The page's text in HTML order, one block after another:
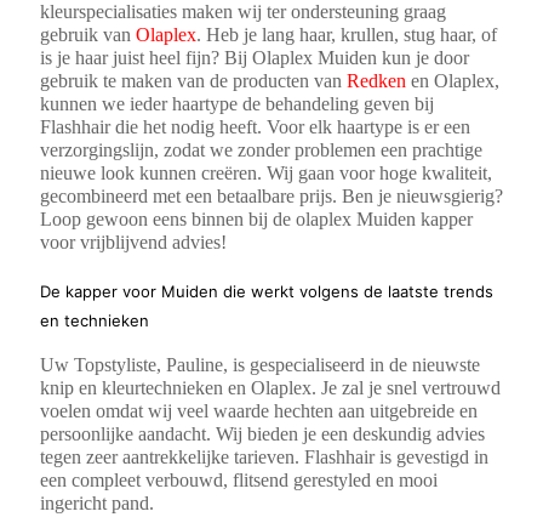
kleurspecialisaties maken wij ter ondersteuning graag
gebruik van Olaplex. Heb je lang haar, krullen, stug haar, of
is je haar juist heel fijn? Bij Olaplex Muiden kun je door
gebruik te maken van de producten van Redken en Olaplex,
kunnen we ieder haartype de behandeling geven bij
Flashhair die het nodig heeft. Voor elk haartype is er een
verzorgingslijn, zodat we zonder problemen een prachtige
nieuwe look kunnen creëren. Wij gaan voor hoge kwaliteit,
gecombineerd met een betaalbare prijs. Ben je nieuwsgierig?
Loop gewoon eens binnen bij de olaplex Muiden kapper
voor vrijblijvend advies!
De kapper voor Muiden die werkt volgens de laatste trends
en technieken
Uw Topstyliste, Pauline, is gespecialiseerd in de nieuwste
knip en kleurtechnieken en Olaplex. Je zal je snel vertrouwd
voelen omdat wij veel waarde hechten aan uitgebreide en
persoonlijke aandacht. Wij bieden je een deskundig advies
tegen zeer aantrekkelijke tarieven. Flashhair is gevestigd in
een compleet verbouwd, flitsend gerestyled en mooi
ingericht pand.